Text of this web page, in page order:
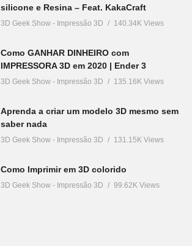
silicone e Resina – Feat. KakaCraft
3D Geek Show - Impressão 3D 140.34K Views
Como GANHAR DINHEIRO com
IMPRESSORA 3D em 2020 | Ender 3
3D Geek Show - Impressão 3D 135.16K Views
Aprenda a criar um modelo 3D mesmo sem
saber nada
3D Geek Show - Impressão 3D 131.15K Views
Como Imprimir em 3D colorido
3D Geek Show - Impressão 3D 99.62K Views